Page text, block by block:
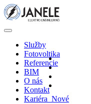
Služby
Fotovoltika
Referencie
BIM
O nás
Kontakt
Kariéra Nové